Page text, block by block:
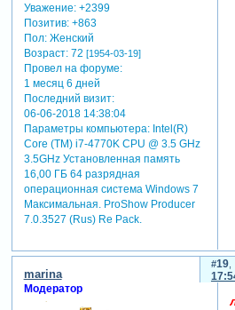
Уважение: +2399
Позитив: +863
Пол:Женский
Возраст:72 [1954-03-19]
Провел на форуме:
1 месяц 6 дней
Последний визит:
06-06-2018 14:38:04
Параметры компьютера:Intel(R)
Core (TM) i7-4770K CPU @ 3.5 GHz
3.5GHz Установленная память
16,00 ГБ 64 разрядная
операционная система Windows 7
Максимальная. ProShow Producer
7.0.3527 (Rus) Re Pack.
19
marina
Модератор